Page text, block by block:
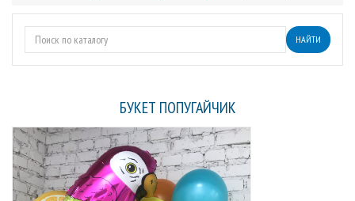
НАЙТИ
БУКЕТ ПОПУГАЙЧИК